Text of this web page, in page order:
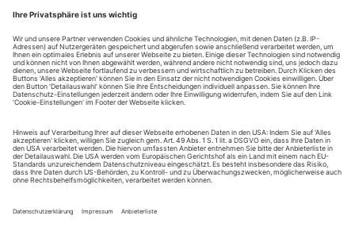
Tanzspielpläne 5/26
Deutschland
On tour
«Lord of the Dance»,die irische Tanzshow von Michael
Flatley, feiert 30-jähriges Jubiläum: Neu-Ulm, 5. Mai;
Heilbronn, Harmonie, 6. Mai; Kempten, 7. Mai; Mannheim,
Rosengarten, 8. Mai; Stuttgart, Porsche Arena, 9. Mai; Fulda,
Esperantohalle, 10. Mai; Dortmund, Westfalenhalle, 12. Mai;
Wetzlar, 13. Mai; Dresden, Messe, 14. Mai; Magdeburg,...
Ausstellungen tanz 5/26